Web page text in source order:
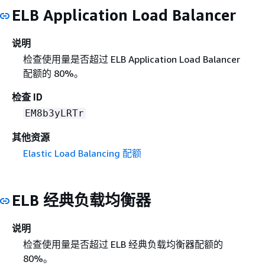
ELB Application Load Balancer
说明
检查使用量是否超过 ELB Application Load Balancer
配额的 80%。
检查 ID
EM8b3yLRTr
其他资源
Elastic Load Balancing 配额
ELB 经典负载均衡器
说明
检查使用量是否超过 ELB 经典负载均衡器配额的
80%。